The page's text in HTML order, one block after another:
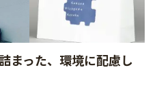
まった、環境に配慮し